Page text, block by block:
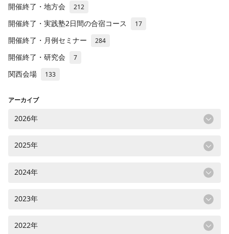
開催終了・地方会 212
開催終了・実践塾2日間の合宿コース 17
開催終了・月例セミナー 284
開催終了・研究会 7
関西会場 133
アーカイブ
2026年
2025年
2024年
2023年
2022年